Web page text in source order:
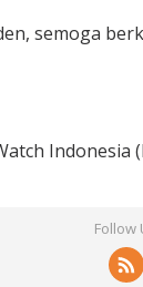
semoga
Indonesia
Follow